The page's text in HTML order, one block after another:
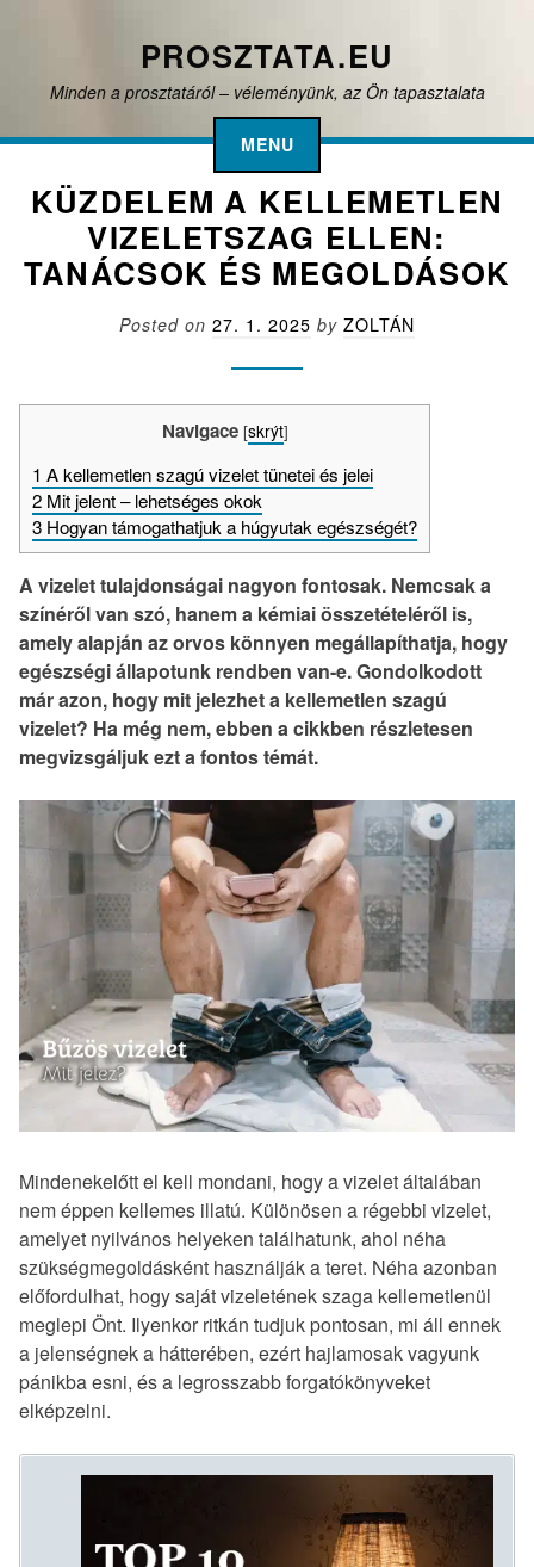
PROSZTATA.EU
Minden a prosztatáról – véleményünk, az Ön tapasztalata
MENU
KÜZDELEM A KELLEMETLEN
VIZELETSZAG ELLEN:
TANÁCSOK ÉS MEGOLDÁSOK
Posted on 27. 1. 2025 by ZOLTÁN
Navigace [skrýt]
1 A kellemetlen szagú vizelet tünetei és jelei
2 Mit jelent – lehetséges okok
3 Hogyan támogathatjuk a húgyutak egészségét?
A vizelet tulajdonságai nagyon fontosak. Nemcsak a
színéről van szó, hanem a kémiai összetételéről is,
amely alapján az orvos könnyen megállapíthatja, hogy
egészségi állapotunk rendben van-e. Gondolkodott
már azon, hogy mit jelezhet a kellemetlen szagú
vizelet? Ha még nem, ebben a cikkben részletesen
megvizsgáljuk ezt a fontos témát.
Mindenekelőtt el kell mondani, hogy a vizelet általában
nem éppen kellemes illatú. Különösen a régebbi vizelet,
amelyet nyilvános helyeken találhatunk, ahol néha
szükségmegoldásként használják a teret. Néha azonban
előfordulhat, hogy saját vizeletének szaga kellemetlenül
meglepi Önt. Ilyenkor ritkán tudjuk pontosan, mi áll ennek
a jelenségnek a hátterében, ezért hajlamosak vagyunk
pánikba esni, és a legrosszabb forgatókönyveket
elképzelni.